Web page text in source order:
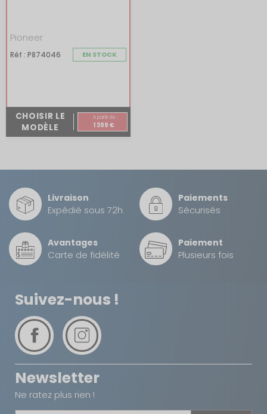
Pioneer
Réf : P874046 EN STOCK
CHOISIR LE
MODÈLE
A partir de :
1 399 €
Livraison
Expédié sous 72h
Paiements
Sécurisés
Avantages
Carte de fidélité
Paiement
Plusieurs fois
Suivez-nous !
Newsletter
Ne ratez plus rien !